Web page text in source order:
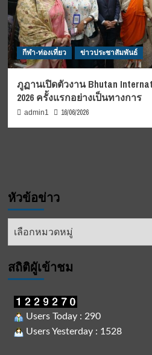
กีฬา-ท่องเที่ยว ข่าวประชาสัมพันธ์
ภูฏานเปิดตัวงาน Bhutan
2026 ครั้งแรกอย่างเป็นทางการ
admin1 16/06/2026
หัวข้อข่าว
หัวข้อ
สถิติผูัเข้าชม
Users Today : 290
Users Yesterday : 1528